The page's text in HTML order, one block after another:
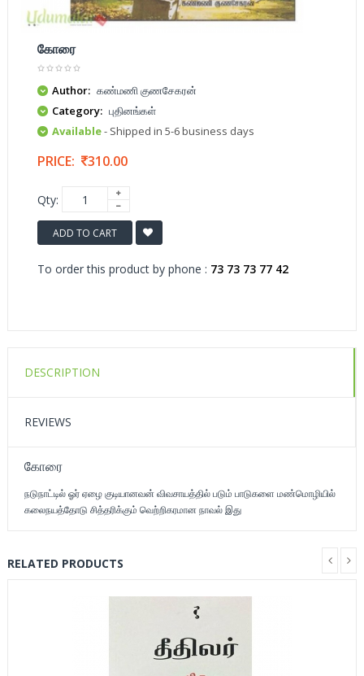
கோரை
Author: கண்மணி குணசேகரன்
Category: புதினங்கள்
Available- Shipped in 5-6 business days
PRICE: 310.00
Qty:
ADD TO CART
To order this product by phone : 73 73 73 77 42
DESCRIPTION
REVIEWS
கோரை
நடுநாட்டில் ஓர் ஏழை குடியானவன் விவசாயத்தில் படும் பாடுகளை மண்மொழியில்
கலைநயத்தோடு சித்தரிக்கும் வெற்றிகரமான நாவல் இது
RELATED PRODUCTS